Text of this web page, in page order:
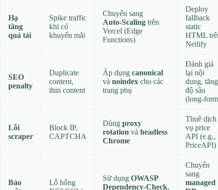
Hạ
tầng
quá tải
Spike traffic
khi có
khuyến mãi
Chuyển sang
Auto‑Scaling trên
Vercel (Edge
Functions)
Deploy
fallback
static
HTML
Netlify
SEO
penalty
Duplicate
content,
thin content
Áp dụng canonical
và noindex cho các
trang phụ
Đánh giá
lại nội
dung, tăng
độ sâu
Lỗi
scraper
Block IP,
CAPTCHA
Dùng proxy
rotation và headless
Chrome
Thuê dịch
vụ price
API (e.g.,
PriceAPI)
Bảo
Lỗ hổng
Sử dụng OWASP
Dependency‑Check,
Chuyển
sang
managed